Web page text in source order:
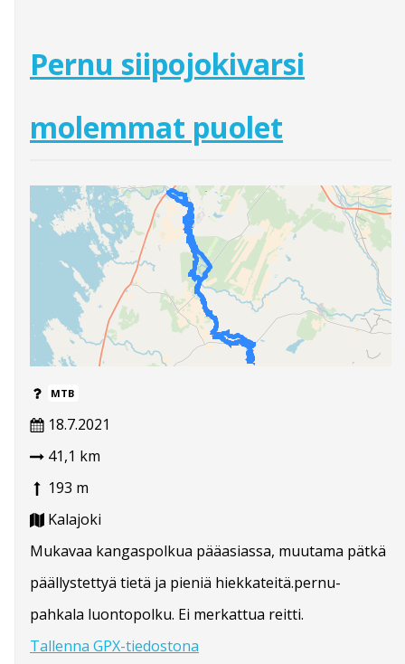
Pernu siipojokivarsi
molemmat puolet
MTB
18.7.2021
41,1 km
193 m
Kalajoki
Mukavaa kangaspolkua pääasiassa, muutama pätkä
päällystettyä tietä ja pieniä hiekkateitä.pernu-
pahkala luontopolku. Ei merkattua reitti.
Tallenna GPX-tiedostona